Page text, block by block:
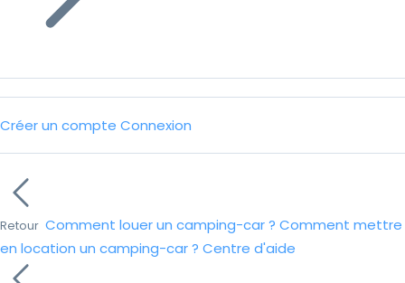
Créer un compte Connexion
Retour Comment louer un camping-car ? Comment mettre
en location un camping-car ? Centre d'aide